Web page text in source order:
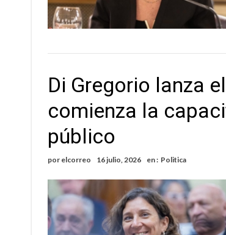
Di Gregorio lanza
comienza la
público
por elcorreo 16 julio, 2026 en : Politica